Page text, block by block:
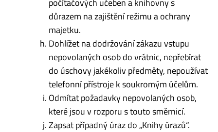
počítačových učeben a knihovny s
důrazem na zajištění režimu a ochrany
majetku.
Dohlížet na dodržování zákazu vstupu
nepovolaných osob do vrátnic, nepřebírat
do úschovy jakékoliv předměty, nepoužívat
telefonní přístroje k soukromým účelům.
Odmítat požadavky nepovolaných osob,
které jsou v rozporu s touto směrnicí.
Zapsat případný úraz do „Knihy úrazů“.